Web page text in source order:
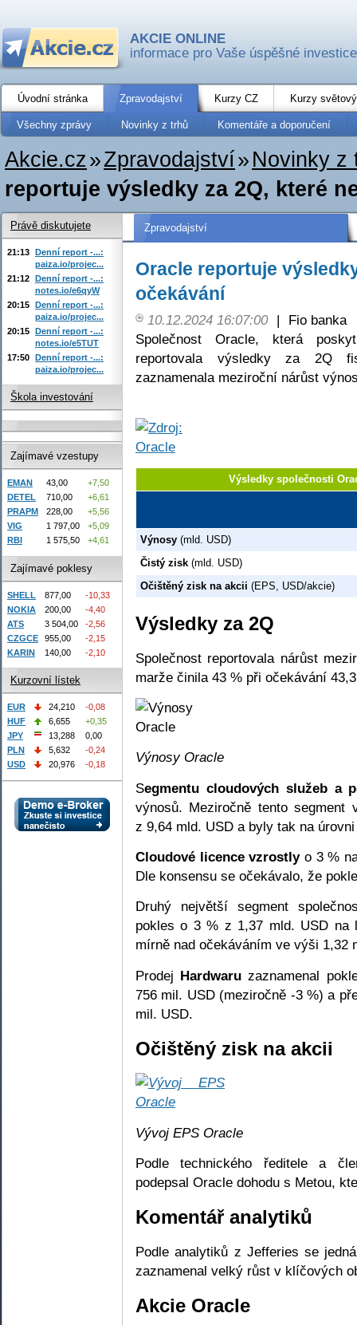
AKCIE ONLINE
informace pro Vaše úspěšné investice
Úvodní stránka Zpravodajství Kurzy CZ Kurzy
Všechny zprávy Novinky z trhů Komentáře a doporučení
Akcie.cz»Zpravodajství» Novinky z
reportuje výsledky za 2Q, které
Zpravodajství
Oracle reportuje
očekávání
10.12.2024 16:07:00 |
Fio banka
Společnost Oracle, která
reportovala výsledky za 2Q
zaznamenala meziroční nárůst
Výsledky společnosti
Výnosy (mld. USD)
Čistý zisk (mld. USD)
Očištěný zisk na akcii (EPS, USD/akcie)
Výsledky za 2Q
Společnost reportovala nárůst
marže činila 43 % při očekávání
Výnosy Oracle
Segmentu cloudových služeb a
výnosů. Meziročně tento
z 9,64 mld. USD a byly tak na
Cloudové licence vzrostlyo 3 %
Dle konsensu se očekávalo, že
Druhý největší segment
pokles o 3 % z 1,37 mld. USD na
mírně nad očekáváním ve výši 1,32
Prodej Hardwaru zaznamenal
756 mil. USD (meziročně -3 %) a
mil. USD.
Očištěný zisk na akcii
Vývoj EPS Oracle
Podle technického ředitele a
podepsal Oracle dohodu s Metou,
Komentář analytiků
Podle analytiků z Jefferies se
zaznamenal velký růst v klíčových
Akcie Oracle
Právě diskutujete
21:13 Denní report -...:
paiza.io/projec...
21:12 Denní report -...:
notes.io/e6qyW
20:15 Denní report -...:
paiza.io/projec...
20:15 Denní report -...:
notes.io/e5TUT
17:50 Denní report -...:
paiza.io/projec...
Škola investování
Zajímavé vzestupy
EMAN 43,00
+7,50
DETEL
710,00
+6,61
PRAPM
228,00
+5,56
VIG
1 797,00
+5,09
RBI
1 575,50 +4,61
Zajímavé poklesy
SHELL 877,00
-10,33
NOKIA
200,00
-4,40
ATS
3 504,00
-2,56
CZGCE
955,00
-2,15
KARIN
140,00 -2,10
Kurzovní lístek
EUR 24,210
-0,08
HUF
6,655
+0,35
JPY
13,288
0,00
PLN
5,632
-0,24
USD
20,976 -0,18